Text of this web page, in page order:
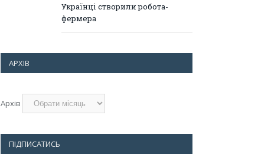
Українці створили робота-
фермера
АРХІВ
Архів
ПІДПИСАТИСЬ